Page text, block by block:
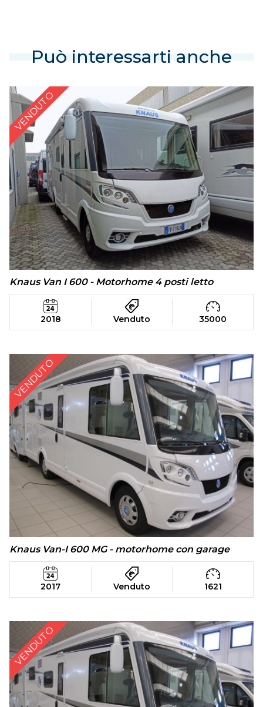
Può interessarti anche
VENDUTO
Knaus Van I 600 - Motorhome 4 posti letto
2018 Venduto 35000
VENDUTO
Knaus Van-I 600 MG - motorhome con garage
2017 Venduto 1621
VENDUTO